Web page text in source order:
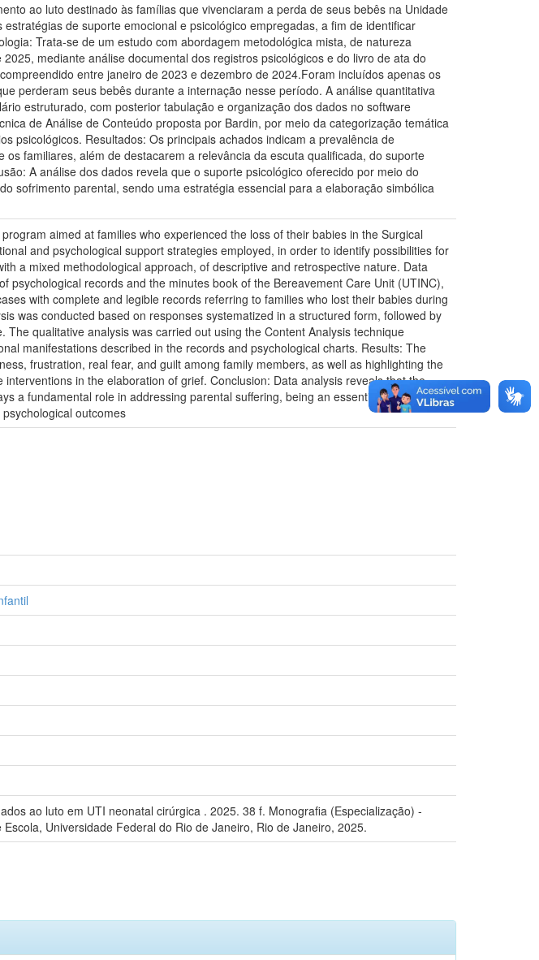
ao luto destinado às famílias que vivenciaram a perda de seus bebês na Unidade
de suporte emocional e psicológico empregadas, a fim de identificar
Trata-se de um estudo com abordagem metodológica mista, de natureza
mediante análise documental dos registros psicológicos e do livro de ata do
entre janeiro de 2023 e dezembro de 2024.Foram incluídos apenas os
perderam seus bebês durante a internação nesse período. A análise quantitativa
estruturado, com posterior tabulação e organização dos dados no software
de Análise de Conteúdo proposta por Bardin, por meio da categorização temática
psicológicos. Resultados: Os principais achados indicam a prevalência de
familiares, além de destacarem a relevância da escuta qualificada, do suporte
A análise dos dados revela que o suporte psicológico oferecido por meio do
sofrimento parental, sendo uma estratégia essencial para a elaboração simbólica
aimed at families who experienced the loss of their babies in the Surgical
and psychological support strategies employed, in order to identify possibilities for
a mixed methodological approach, of descriptive and retrospective nature. Data
psychological records and the minutes book of the Bereavement Care Unit (UTINC),
with complete and legible records referring to families who lost their babies during
was conducted based on responses systematized in a structured form, followed by
qualitative analysis was carried out using the Content Analysis technique
manifestations described in the records and psychological charts. Results: The
frustration, real fear, and guilt among family members, as well as highlighting the
in the elaboration of grief. Conclusion: Data analysis reveals that the
a fundamental role in addressing parental suffering, being an essential strategy for
outcomes
ao luto em UTI neonatal cirúrgica . 2025. 38 f. Monografia (Especialização) -
Universidade Federal do Rio de Janeiro, Rio de Janeiro, 2025.